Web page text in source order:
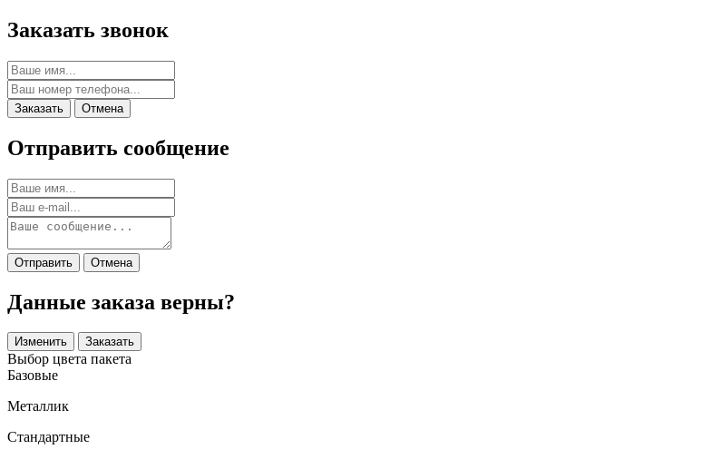
Заказать звонок
Заказать Отмена
Отправить сообщение
Отправить Отмена
Данные заказа верны?
Изменить Заказать
Выбор цвета пакета
Базовые
Металлик
Стандартные